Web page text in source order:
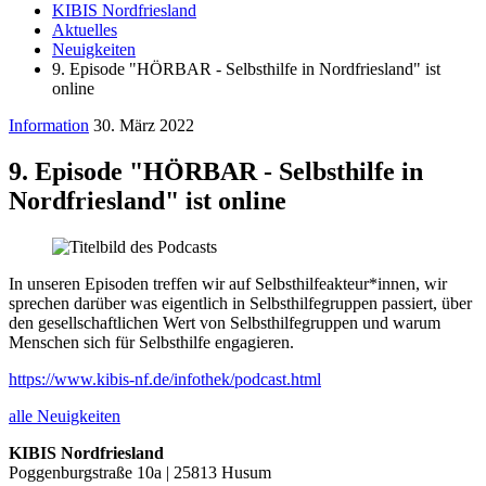
KIBIS Nordfriesland
Aktuelles
Neuigkeiten
9. Episode "HÖRBAR - Selbsthilfe in Nordfriesland" ist
online
Information 30. März 2022
9. Episode "HÖRBAR - Selbsthilfe in
Nordfriesland" ist online
In unseren Episoden treffen wir auf Selbsthilfeakteur*innen, wir
sprechen darüber was eigentlich in Selbsthilfegruppen passiert, über
den gesellschaftlichen Wert von Selbsthilfegruppen und warum
Menschen sich für Selbsthilfe engagieren.
https://www.kibis-nf.de/infothek/podcast.html
alle Neuigkeiten
KIBIS Nordfriesland
Poggenburgstraße 10a | 25813 Husum